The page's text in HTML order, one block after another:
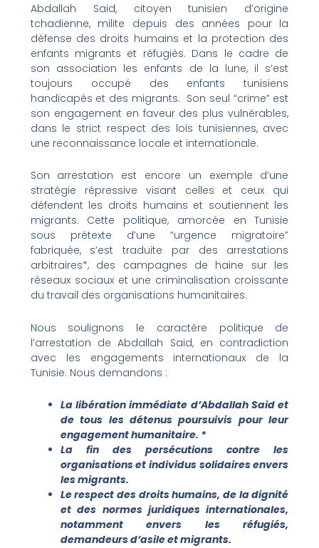
Abdallah Said, citoyen tunisien d’origine
tchadienne, milite depuis des années pour la
défense des droits humains et la protection des
enfants migrants et réfugiés. Dans le cadre de
son association les enfants de la lune, il s’est
toujours occupé
des enfants tunisiens
handicapés et des migrants. Son seul “crime” est
son engagement en faveur des plus vulnérables,
dans le strict respect des lois tunisiennes, avec
une reconnaissance locale et internationale.
Son arrestation est encore un exemple d’une
stratégie répressive visant celles et ceux qui
défendent les droits humains et soutiennent les
migrants. Cette politique, amorcée en Tunisie
sous prétexte d’une “urgence migratoire”
fabriquée, s’est traduite par des arrestations
arbitraires*, des campagnes de haine sur les
réseaux sociaux et une criminalisation croissante
du travail des organisations humanitaires.
Nous soulignons le caractère politique de
l’arrestation de Abdallah Saïd, en contradiction
avec les engagements internationaux de la
Tunisie. Nous demandons :
La libération immédiate d’Abdallah Said et
de tous les détenus poursuivis pour leur
engagement humanitaire. *
La fin des persécutions contre les
organisations et individus solidaires envers
les migrants.
Le respect des droits humains, de la dignité
et des normes juridiques internationales,
notamment envers les réfugiés,
demandeurs d’asile et migrants.